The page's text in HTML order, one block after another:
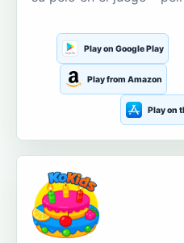
Play on Google Play
Play from Amazon
Play on